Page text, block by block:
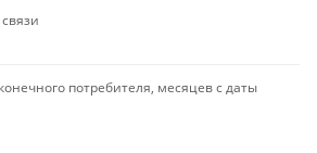
потребителя, месяцев с даты